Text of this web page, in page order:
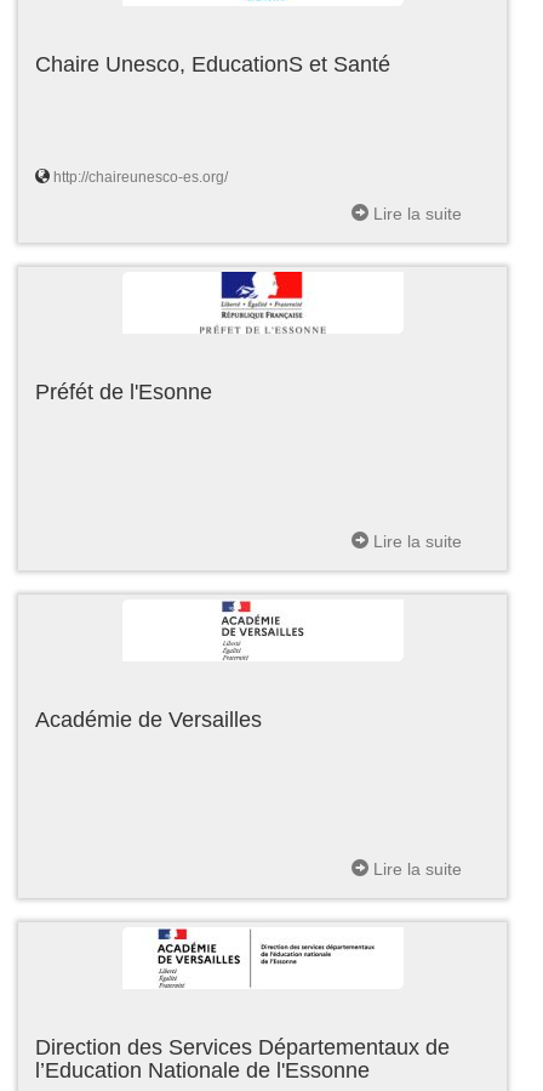
Chaire Unesco, EducationS et Santé
http://chaireunesco-es.org/
Lire la suite
Préfét de l'Esonne
Lire la suite
Académie de Versailles
Lire la suite
Direction des Services Départementaux de
l’Education Nationale de l'Essonne